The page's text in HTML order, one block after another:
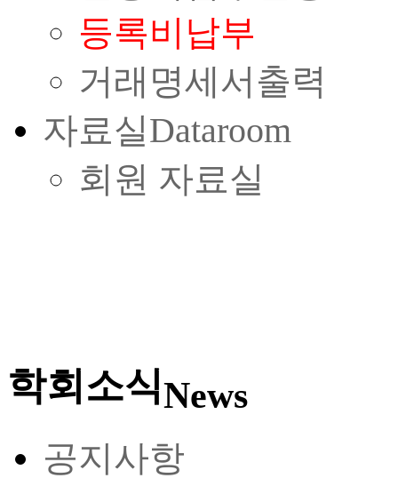
등록비납부
거래명세서출력
자료실Dataroom
회원 자료실
학회소식News
공지사항